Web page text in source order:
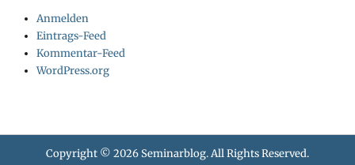
Anmelden
Eintrags-Feed
Kommentar-Feed
WordPress.org
Copyright © 2026 Seminarblog. All Rights Reserved.